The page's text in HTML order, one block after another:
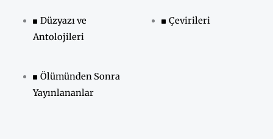
Düzyazı ve
Antolojileri
Çevirileri
Ölümünden Sonra
Yayınlananlar